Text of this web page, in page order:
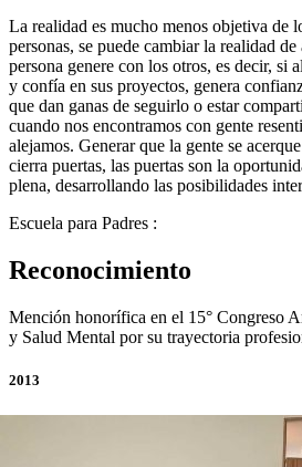
La realidad es mucho menos objetiva de
personas, se puede cambiar la realidad
persona genere con los otros, es decir, si
y confía en sus proyectos, genera
que dan ganas de seguirlo o estar
cuando nos encontramos con gente
alejamos. Generar que la gente se
cierra puertas, las puertas son la
plena, desarrollando las posibilidades
Escuela para Padres :
Reconocimiento
Mención honorífica en el 15° Congreso
y Salud Mental por su trayectoria
2013